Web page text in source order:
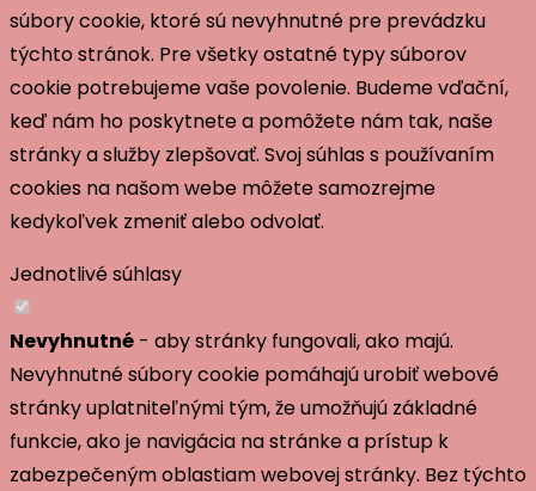
súbory cookie, ktoré sú nevyhnutné pre prevádzku
týchto stránok. Pre všetky ostatné typy súborov
cookie potrebujeme vaše povolenie. Budeme vďační,
keď nám ho poskytnete a pomôžete nám tak, naše
stránky a služby zlepšovať. Svoj súhlas s používaním
cookies na našom webe môžete samozrejme
kedykoľvek zmeniť alebo odvolať.
Jednotlivé súhlasy
Nevyhnutné - aby stránky fungovali, ako majú.
Nevyhnutné súbory cookie pomáhajú urobiť webové
stránky uplatniteľnými tým, že umožňujú základné
funkcie, ako je navigácia na stránke a prístup k
zabezpečeným oblastiam webovej stránky. Bez týchto